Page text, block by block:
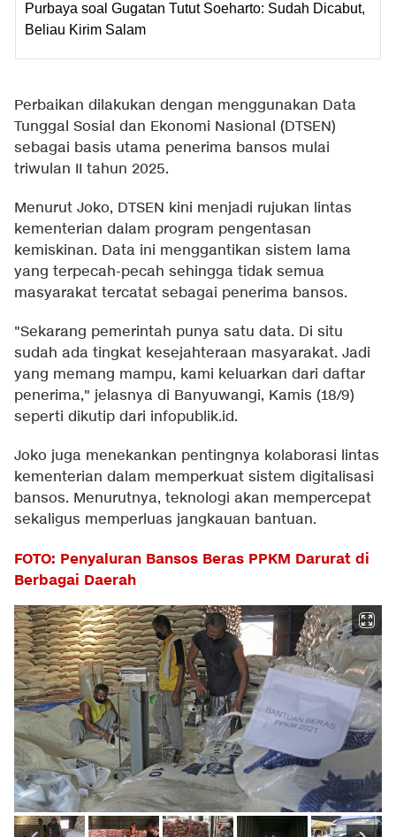
Purbaya soal Gugatan Tutut Soeharto: Sudah Dicabut,
Beliau Kirim Salam
Perbaikan dilakukan dengan menggunakan Data
Tunggal Sosial dan Ekonomi Nasional (DTSEN)
sebagai basis utama penerima bansos mulai
triwulan II tahun 2025.
Menurut Joko, DTSEN kini menjadi rujukan lintas
kementerian dalam program pengentasan
kemiskinan. Data ini menggantikan sistem lama
yang terpecah-pecah sehingga tidak semua
masyarakat tercatat sebagai penerima bansos.
"Sekarang pemerintah punya satu data. Di situ
sudah ada tingkat kesejahteraan masyarakat. Jadi
yang memang mampu, kami keluarkan dari daftar
penerima," jelasnya di Banyuwangi, Kamis (18/9)
seperti dikutip dari infopublik.id.
Joko juga menekankan pentingnya kolaborasi lintas
kementerian dalam memperkuat sistem digitalisasi
bansos. Menurutnya, teknologi akan mempercepat
sekaligus memperluas jangkauan bantuan.
FOTO: Penyaluran Bansos Beras PPKM Darurat di
Berbagai Daerah